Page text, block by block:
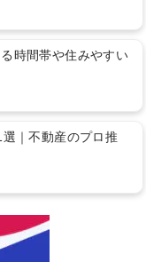
時間帯や住みやすい
｜不動産のプロ推